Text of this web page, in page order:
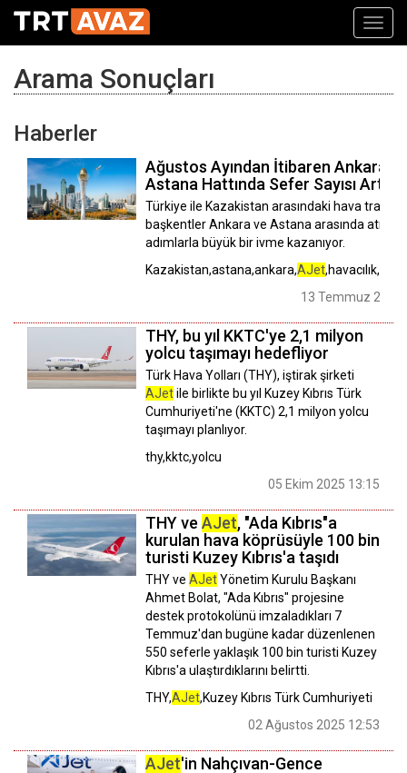
Arama Sonuçları
Haberler
Ağustos Ayından İtibaren Ankara-
Astana Hattında Sefer Sayısı
Türkiye ile Kazakistan arasındaki hava trafiği,
başkentler Ankara ve Astana arasında atılan
adımlarla büyük bir ivme kazanıyor.
Kazakistan,astana,ankara,AJet
13 Temmuz 2026
THY, bu yıl KKTC'ye 2,1 milyon
yolcu taşımayı hedefliyor
Türk Hava Yolları (THY), iştirak şirketi
AJetile birlikte bu yıl Kuzey Kıbrıs Türk
Cumhuriyeti'ne (KKTC) 2,1 milyon yolcu
taşımayı planlıyor.
thy,kktc,yolcu
05 Ekim 2025 13:15
THY ve AJet, "Ada Kıbrıs"a
kurulan hava köprüsüyle 100 bin
turisti Kuzey Kıbrıs'a taşıdı
THY ve AJetYönetim Kurulu Başkanı
Ahmet Bolat, "Ada Kıbrıs" projesine
destek protokolünü imzaladıkları 7
Temmuz'dan bugüne kadar düzenlenen
550 seferle yaklaşık 100 bin turisti Kuzey
Kıbrıs'a ulaştırdıklarını belirtti.
THY,AJet,Kuzey Kıbrıs Türk Cumhuriyeti
02 Ağustos 2025 12:53
AJet'in Nahçıvan-Gence